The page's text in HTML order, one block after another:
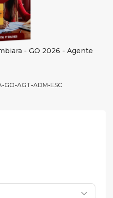
- GO 2026 - Agente
GO-AGT-ADM-ESC